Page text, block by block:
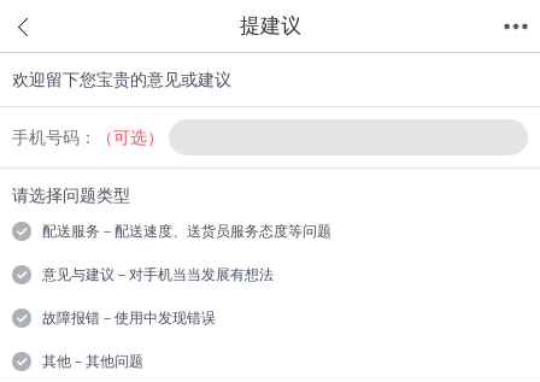
提建议
欢迎留下您宝贵的意见或建议
手机号码： （可选）
请选择问题类型
配送服务－配送速度、送货员服务态度等问题
意见与建议－对手机当当发展有想法
故障报错－使用中发现错误
其他－其他问题